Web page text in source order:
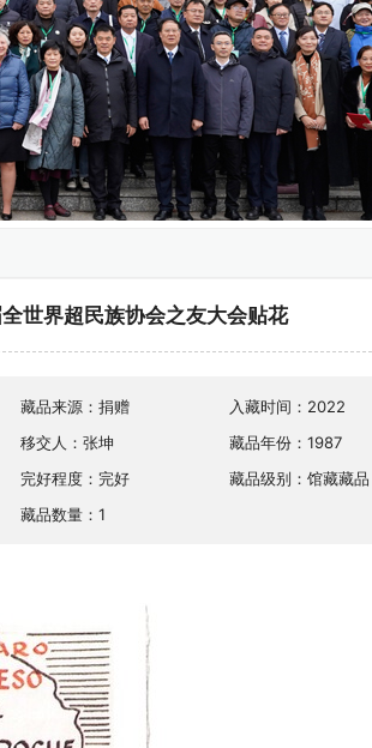
世界超民族协会之友大会贴花
藏品来源：捐赠
入藏时间：2022
移交人：张坤
藏品年份：1987
完好程度：完好
藏品级别：馆藏藏品
藏品数量：1